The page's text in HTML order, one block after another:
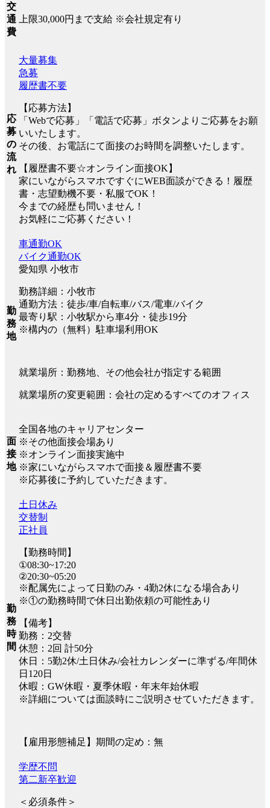
交
通
費
上限30,000円まで支給 ※会社規定有り
応
募
の
流
れ
大量募集
急募
履歴書不要
【応募方法】
「Webで応募」「電話で応募」ボタンよりご応募をお願
いいたします。
その後、お電話にて面接のお時間を調整いたします。
【履歴書不要☆オンライン面接OK】
家にいながらスマホですぐにWEB面談ができる！履歴
書・志望動機不要・私服でOK！
今までの経歴も問いません！
お気軽にご応募ください！
勤
務
地
車通勤OK
バイク通勤OK
愛知県 小牧市
勤務詳細：小牧市
通勤方法：徒歩/車/自転車/バス/電車/バイク
最寄り駅：小牧駅から車4分・徒歩19分
※構内の（無料）駐車場利用OK
就業場所：勤務地、その他会社が指定する範囲
就業場所の変更範囲：会社の定めるすべてのオフィス
面
接
地
全国各地のキャリアセンター
※その他面接会場あり
※オンライン面接実施中
※家にいながらスマホで面接＆履歴書不要
※応募後に予約していただきます。
勤
務
時
間
土日休み
交替制
正社員
【勤務時間】
①08:30~17:20
②20:30~05:20
※配属先によって日勤のみ・4勤2休になる場合あり
※①の勤務時間で休日出勤依頼の可能性あり
【備考】
勤務：2交替
休憩：2回 計50分
休日：5勤2休/土日休み/会社カレンダーに準ずる/年間休
日120日
休暇：GW休暇・夏季休暇・年末年始休暇
※詳細については面談時にご説明させていただきます。
【雇用形態補足】期間の定め：無
学歴不問
第二新卒歓迎
＜必須条件＞